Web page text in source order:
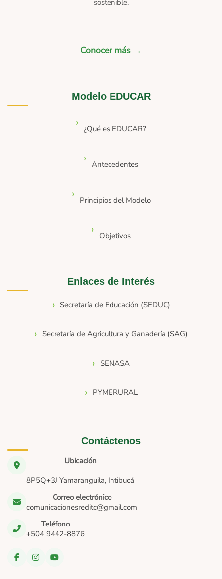
sostenible.
Conocer más →
Modelo EDUCAR
¿Qué es EDUCAR?
Antecedentes
Principios del Modelo
Objetivos
Enlaces de Interés
Secretaría de Educación (SEDUC)
Secretaría de Agricultura y Ganadería (SAG)
SENASA
PYMERURAL
Contáctenos
Ubicación
8P5Q+3J Yamaranguila, Intibucá
Correo electrónico
comunicacionesreditc@gmail.com
Teléfono
+504 9442-8876